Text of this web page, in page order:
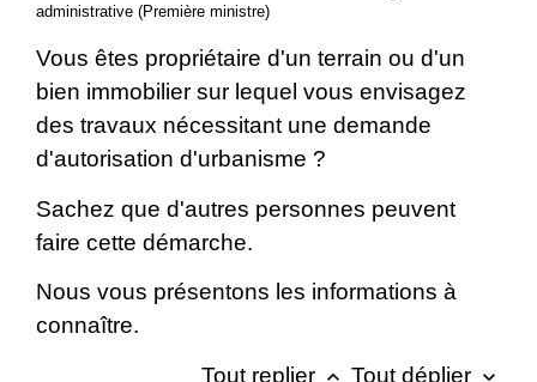
administrative (Première ministre)
Vous êtes propriétaire d'un terrain ou d'un
bien immobilier sur lequel vous envisagez
des travaux nécessitant une demande
d'autorisation d'urbanisme ?
Sachez que d'autres personnes peuvent
faire cette démarche.
Nous vous présentons les informations à
connaître.
Tout replier keyboard_arrow_up Tout déplier keyboard_arrow_down